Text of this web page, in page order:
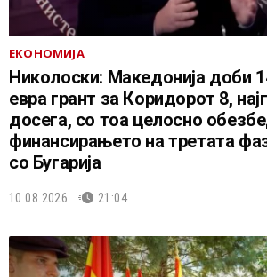
ЕКОНОМИЈА
Николоски: Македонија доби
евра грант за Коридорот 8,
досега, со тоа целосно
финансирањето на третата
со Бугарија
10.08.2026. 21:04